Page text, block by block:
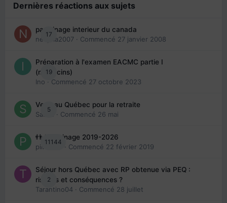
Dernières réactions aux sujets
17
parrainage interieur du canada
nedjma2007 · Commencé 27 janvier 2008
19
Préparation à l'examen EACMC partie I
(médecins)
Ino · Commencé 27 octobre 2023
5
Venir au Québec pour la retraite
Sab74
· Commencé 26 mai
11144
👬 Parrainage 2019-2026
piinoush · Commencé 22 février 2019
2
Séjour hors Québec avec RP obtenue via PEQ :
risques et conséquences ?
Tarantino04 · Commencé 28 juillet